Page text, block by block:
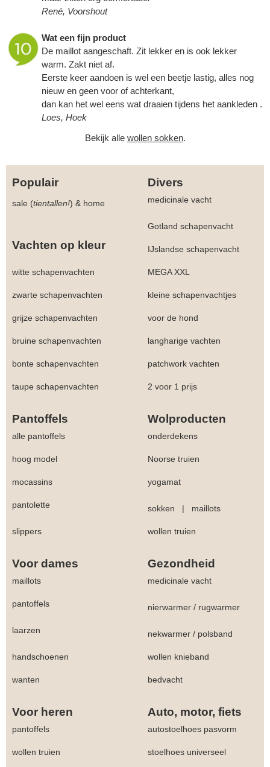
René, Voorshout
Wat een fijn product
De maillot aangeschaft. Zit lekker en is ook lekker
warm. Zakt niet af.
Eerste keer aandoen is wel een beetje lastig, alles nog
nieuw en geen voor of achterkant,
dan kan het wel eens wat draaien tijdens het aankleden .
Loes, Hoek
Bekijk alle wollen sokken.
Populair Divers
sale (tientallen!) & home medicinale vacht
Gotland schapenvacht
Vachten op kleur IJslandse schapenvacht
witte schapenvachten MEGA XXL
zwarte schapenvachten kleine schapenvachtjes
grijze schapenvachten voor de hond
bruine schapenvachten langharige vachten
bonte schapenvachten patchwork vachten
taupe schapenvachten 2 voor 1 prijs
Pantoffels Wolproducten
alle pantoffels onderdekens
hoog model Noorse truien
mocassins yogamat
pantolette sokken | maillots
slippers wollen truien
Voor dames Gezondheid
maillots medicinale vacht
pantoffels nierwarmer / rugwarmer
laarzen nekwarmer / polsband
handschoenen wollen knieband
wanten bedvacht
Voor heren Auto, motor, fiets
pantoffels autostoelhoes pasvorm
wollen truien stoelhoes universeel